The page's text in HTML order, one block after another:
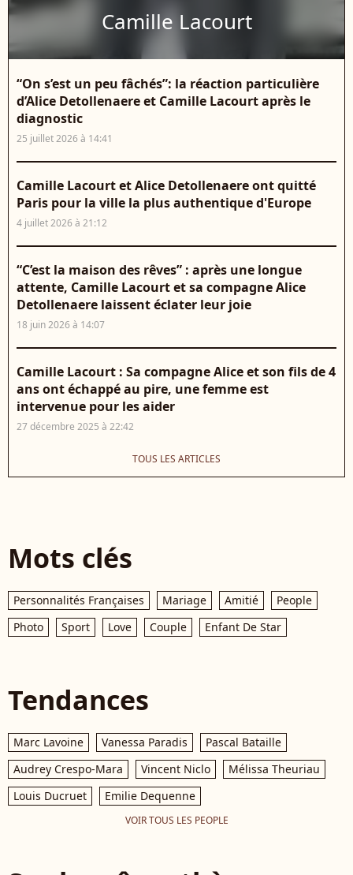
Camille Lacourt
“On s’est un peu fâchés”: la réaction particulière
d’Alice Detollenaere et Camille Lacourt après le
diagnostic
25 juillet 2026 à 14:41
Camille Lacourt et Alice Detollenaere ont quitté
Paris pour la ville la plus authentique d'Europe
4 juillet 2026 à 21:12
“C’est la maison des rêves” : après une longue
attente, Camille Lacourt et sa compagne Alice
Detollenaere laissent éclater leur joie
18 juin 2026 à 14:07
Camille Lacourt : Sa compagne Alice et son fils de 4
ans ont échappé au pire, une femme est
intervenue pour les aider
27 décembre 2025 à 22:42
TOUS LES ARTICLES
Mots clés
Personnalités Françaises Mariage Amitié
People
Photo
Sport Love Couple Enfant De Star
Tendances
Marc Lavoine Vanessa Paradis
Pascal Bataille
Audrey Crespo-Mara
Vincent Niclo
Mélissa Theuriau
Louis Ducruet
Emilie Dequenne
VOIR TOUS LES PEOPLE